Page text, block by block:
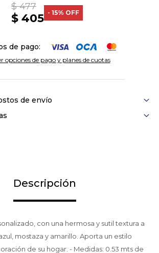
$ 405
$ 477
15
de pago:
opciones de pago y planes de cuotas
de envío
Descripción
con una hermosa y sutil textura a
mostaza y amarillo. Aporta un estilo
de su hogar. - Medidas: 0.53 mts de